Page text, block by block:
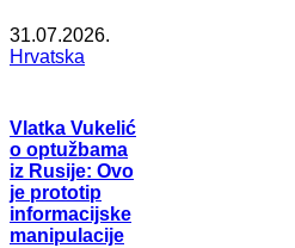
31.07.2026.
Hrvatska
Vlatka Vukelić
o optužbama
iz Rusije: Ovo
je prototip
informacijske
manipulacije